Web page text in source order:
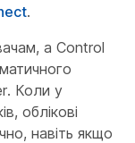
.
а Control
Коли у
облікові
навіть якщо